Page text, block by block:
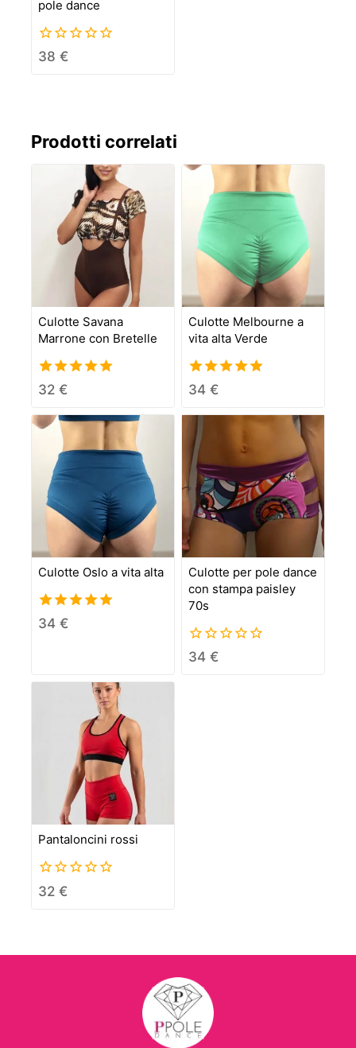
pole dance
0
38 €
Prodotti correlati
Culotte Savana
Marrone con Bretelle
5.00
32 €
Culotte Melbourne a
vita alta Verde
5.00
34 €
Culotte Oslo a vita alta
5.00
34 €
Culotte per pole dance
con stampa paisley
70s
0
34 €
Pantaloncini rossi
0
32 €